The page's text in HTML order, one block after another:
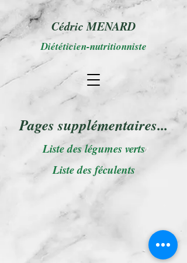
Cédric MENARD
Diététicien-nutritionniste
Pages supplémentaires...
Liste des légumes verts
Liste des féculents